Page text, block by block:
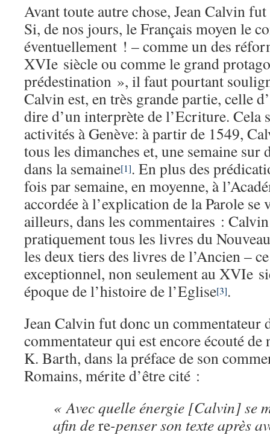
Avant toute autre chose, Jean Calvin
Si, de nos jours, le Français moyen le
éventuellement ! – comme un des
XVIe siècle ou comme le grand
prédestination », il faut pourtant
Calvin est, en très grande partie, celle
dire d’un interprète de l’Ecriture. Cela
activités à Genève: à partir de 1549,
tous les dimanches et, une semaine
dans la semaine[1]. En plus des
fois par semaine, en moyenne, à
accordée à l’explication de la Parole
ailleurs, dans les commentaires :
pratiquement tous les livres du
les deux tiers des livres de l’Ancien –
exceptionnel, non seulement au XVIe
époque de l’histoire de l’Eglise[3].
Jean Calvin fut donc un commentateur
commentateur qui est encore écouté de
K. Barth, dans la préface de son
Romains, mérite d’être cité :
« Avec quelle énergie [Calvin] se
afin dere-penser son texte après